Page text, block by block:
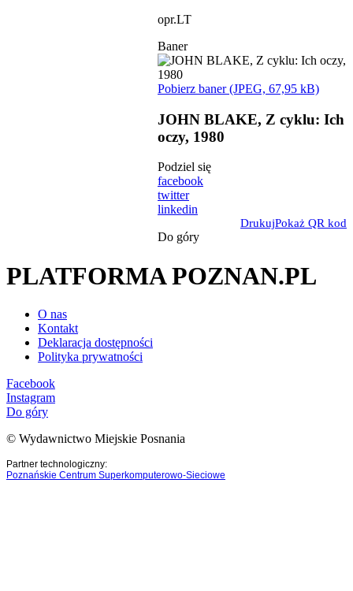
opr.LT
Baner
Pobierz baner (JPEG, 67,95 kB)
JOHN BLAKE, Z cyklu: Ich
oczy, 1980
Podziel się
facebook
twitter
linkedin
DrukujPokaż QR kod
Do góry
PLATFORMA POZNAN.PL
O nas
Kontakt
Deklaracja dostępności
Polityka prywatności
Facebook
Instagram
Do góry
© Wydawnictwo Miejskie Posnania
Partner technologiczny:
Poznańskie Centrum Superkomputerowo-Sieciowe